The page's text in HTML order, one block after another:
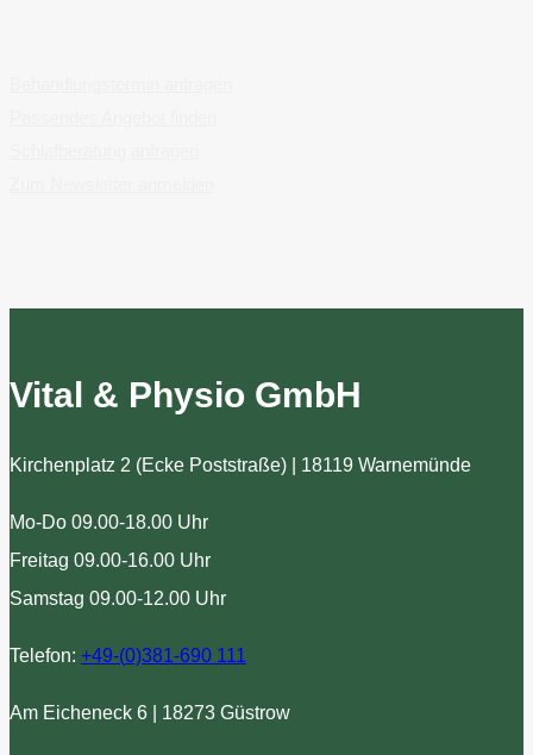
Vital & Physio GmbH
Kirchenplatz 2 (Ecke Poststraße) | 18119 Warnemünde
Mo-Do 09.00-18.00 Uhr
Freitag 09.00-16.00 Uhr
Samstag 09.00-12.00 Uhr
Telefon: +49-(0)381-690 111
Am Eicheneck 6 | 18273 Güstrow